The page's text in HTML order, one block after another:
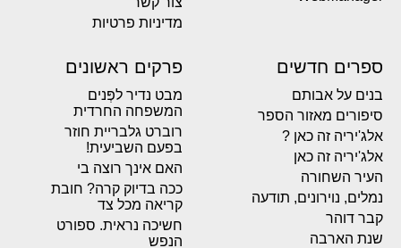
מדיניות פרטיות
ספרים חדשים
בנים על אבותם
סיפורים מאזור הספר
אלג'יריה זה כאן ?
אלג'יריה זה כאן
העיר השחורה
נמלים, נוירונים, תודעה
קבר דוהר
שנת הארבה
פרקים ראשונים
מבט נדיר לפְּנים
המשפחה החרדית
רוברט גלבריית חוזר
בפעם השביעית!
האם אינך רוצה בי
ככה בדיוק קרה? חובת
קריאה מכל צד
חשיכה נראית. ספורט
הנפש